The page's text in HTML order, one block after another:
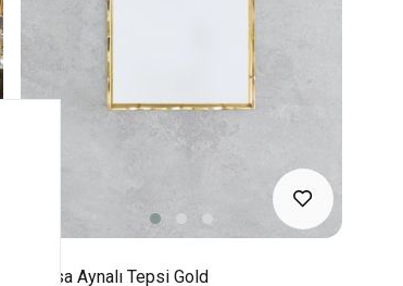
Mensa Aynalı Tepsi Gold